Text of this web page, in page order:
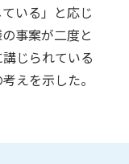
いる」と応じ
事案が二度と
じられている
えを示した。